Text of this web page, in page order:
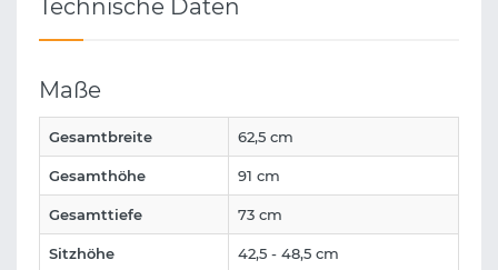
Technische Daten
Maße
Gesamtbreite 62,5 cm
Gesamthöhe 91 cm
Gesamttiefe 73 cm
Sitzhöhe 42,5 - 48,5 cm